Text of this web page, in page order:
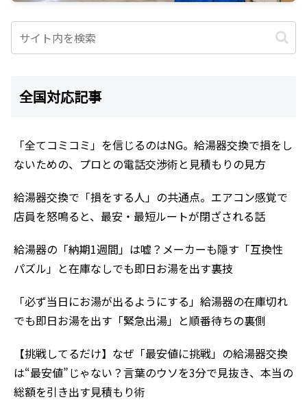
全国対応記事
「全てコミコミ」を信じるのはNG。給湯器交換で損をし
ないための、プロとの電話交渉術と見積もりの見方
給湯器交換で「損をする人」の共通点。エアコン感覚で
店員を怒鳴ると、最安・最短ルートが閉ざされる話
給湯器の「納期1週間」は嘘？メーカーも隠す「互換性
パズル」と在庫なしでも即日お湯を出す裏技
「必ず当日にお湯が出るようにする」給湯器の在庫切れ
でも即日お湯を出す「緊急出湯」と順番待ちの裏側
【挑戦してるだけ】なぜ「最安値に挑戦」の給湯器交換
は“最安値”じゃない？言葉のウソを3分で見抜き、本当の
総額を引き出す見積もり術